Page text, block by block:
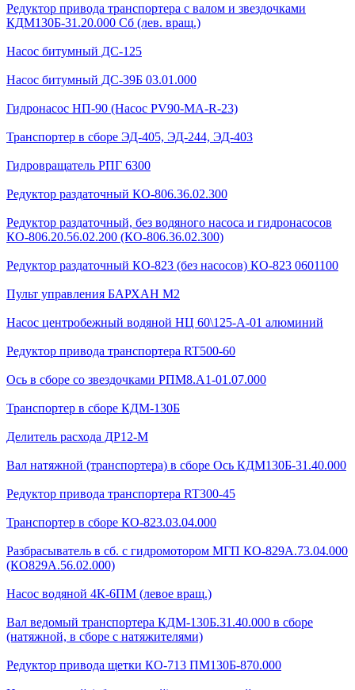
Редуктор привода транспортера с валом и звездочками
КДМ130Б-31.20.000 Сб (лев. вращ.)
Насос битумный ДС-125
Насос битумный ДС-39Б 03.01.000
Гидронасос НП-90 (Насос PV90-MA-R-23)
Транспортер в сборе ЭД-405, ЭД-244, ЭД-403
Гидровращатель РПГ 6300
Редуктор раздаточный КО-806.36.02.300
Редуктор раздаточный, без водяного насоса и гидронасосов
КО-806.20.56.02.200 (КО-806.36.02.300)
Редуктор раздаточный КО-823 (без насосов) КО-823 0601100
Пульт управления БАРХАН М2
Насос центробежный водяной НЦ 60\125-А-01 алюминий
Редуктор привода транспортера RT500-60
Ось в сборе со звездочками РПМ8.А1-01.07.000
Транспортер в сборе КДМ-130Б
Делитель расхода ДР12-М
Вал натяжной (транспортера) в сборе Ось КДМ130Б-31.40.000
Редуктор привода транспортера RT300-45
Транспортер в сборе КО-823.03.04.000
Разбрасыватель в сб. с гидромотором МГП КО-829А.73.04.000
(КО829А.56.02.000)
Насос водяной 4К-6ПМ (левое вращ.)
Вал ведомый транспортера КДМ-130Б.31.40.000 в сборе
(натяжной, в сборе с натяжителями)
Редуктор привода щетки КО-713 ПМ130Б-870.000